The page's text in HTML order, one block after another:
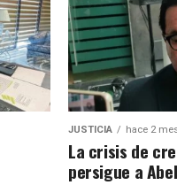
JUSTICIA hace 2
La crisis de
persigue a